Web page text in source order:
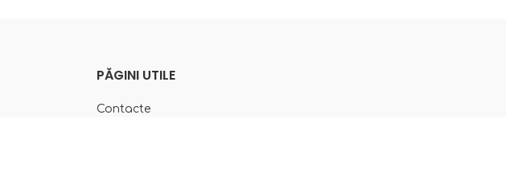
PĂGINI UTILE
Contacte